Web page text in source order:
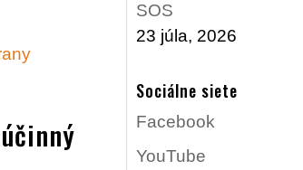
SOS
23 júla, 2026
Sociálne siete
Facebook
YouTube